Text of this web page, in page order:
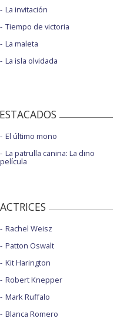
La invitación
Tiempo de victoria
La maleta
La isla olvidada
El último mono
La patrulla canina: La dino
película
Rachel Weisz
Patton Oswalt
Kit Harington
Robert Knepper
Mark Ruffalo
Blanca Romero